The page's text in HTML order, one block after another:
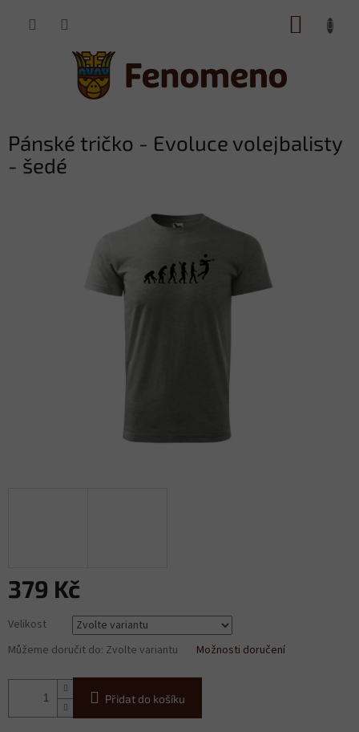
Pánské tričko - Evoluce volejbalisty
- šedé
379 Kč
cena:
Velikost
Můžeme doručit do: Zvolte variantu Možnosti doručení
Přidat do košíku